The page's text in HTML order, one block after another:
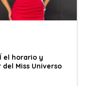
el horario y
Miss Universo